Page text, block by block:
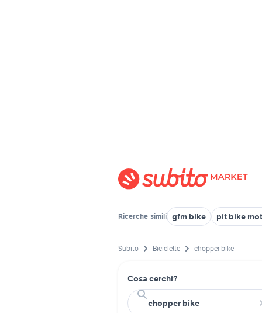
Ricerche simili gfm bike pit bike
Subito Biciclette chopper bike
Cosa cerchi?